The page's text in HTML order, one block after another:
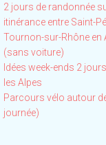
2 jours de randonnée
itinérance entre Saint-
Tournon-sur-Rhône en
(sans voiture)
Idées week-ends 2
les Alpes
Parcours vélo autour
journée)